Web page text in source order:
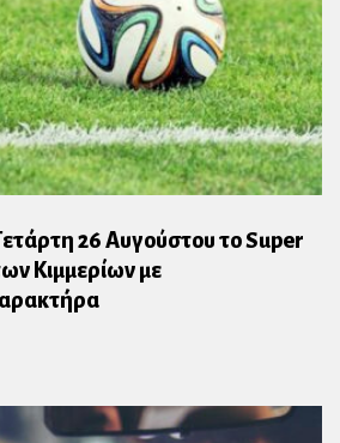
26 Αυγούστου το Super
Κιμμερίων με